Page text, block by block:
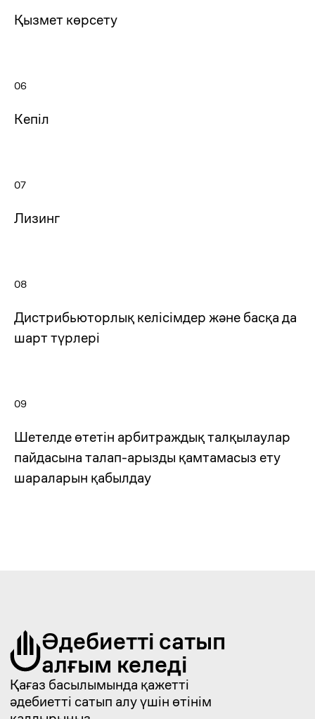
Қызмет көрсету
06
Кепіл
07
Лизинг
08
Дистрибьюторлық келісімдер және басқа да
шарт түрлері
09
Шетелде өтетін арбитраждық талқылаулар
пайдасына талап-арызды қамтамасыз ету
шараларын қабылдау
Әдебиетті сатып
қалдырыңыз.
Өтініш қалдыру
кеңес алу үшін өтініш
қалдырыңыз.
+7